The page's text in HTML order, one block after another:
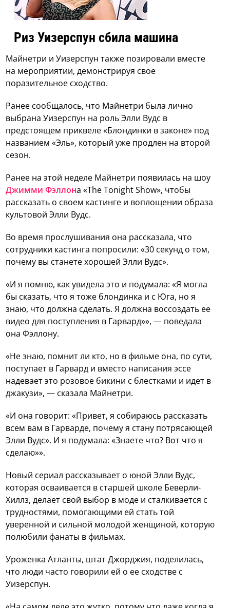
Риз Уизерспун сбила машина
Майнетри и Уизерспун также позировали вместе
на мероприятии, демонстрируя свое
поразительное сходство.
Ранее сообщалось, что Майнетри была лично
выбрана Уизерспун на роль Элли Вудс в
предстоящем приквеле «Блондинки в законе» под
названием «Эль», который уже продлен на второй
сезон.
Ранее на этой неделе Майнетри появилась на шоу
Джимми Фэллона «The Tonight Show», чтобы
рассказать о своем кастинге и воплощении образа
культовой Элли Вудс.
Во время прослушивания она рассказала, что
сотрудники кастинга попросили: «30 секунд о том,
почему вы станете хорошей Элли Вудс».
«И я помню, как увидела это и подумала: «Я могла
бы сказать, что я тоже блондинка и с Юга, но я
знаю, что должна сделать. Я должна воссоздать ее
видео для поступления в Гарвард»», — поведала
она Фэллону.
«Не знаю, помнит ли кто, но в фильме она, по сути,
поступает в Гарвард и вместо написания эссе
надевает это розовое бикини с блестками и идет в
джакузи», — сказала Майнетри.
«И она говорит: «Привет, я собираюсь рассказать
всем вам в Гарварде, почему я стану потрясающей
Элли Вудс». И я подумала: «Знаете что? Вот что я
сделаю»».
Новый сериал рассказывает о юной Элли Вудс,
которая осваивается в старшей школе Беверли-
Хиллз, делает свой выбор в моде и сталкивается с
трудностями, помогающими ей стать той
уверенной и сильной молодой женщиной, которую
полюбили фанаты в фильмах.
Уроженка Атланты, штат Джорджия, поделилась,
что люди часто говорили ей о ее сходстве с
Уизерспун.